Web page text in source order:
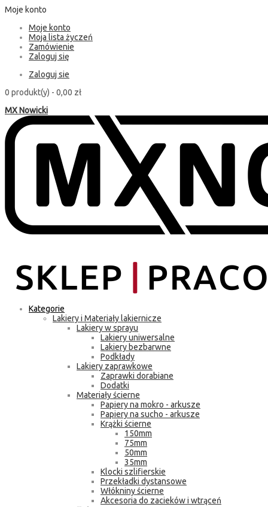
Moje konto
Moje konto
Moja lista życzeń
Zamówienie
Zaloguj się
Zaloguj sie
0 produkt(y) - 0,00 zł
MX Nowicki
Kategorie
Lakiery i Materiały lakiernicze
Lakiery w sprayu
Lakiery uniwersalne
Lakiery bezbarwne
Podkłady
Lakiery zaprawkowe
Zaprawki dorabiane
Dodatki
Materiały ścierne
Papiery na mokro - arkusze
Papiery na sucho - arkusze
Krążki ścierne
150mm
75mm
50mm
35mm
Klocki szlifierskie
Przekładki dystansowe
Włókniny ścierne
Akcesoria do zacieków i wtrąceń